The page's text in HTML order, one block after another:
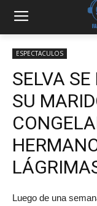
ESPECTACULOS
SELVA
SU
Luego de una